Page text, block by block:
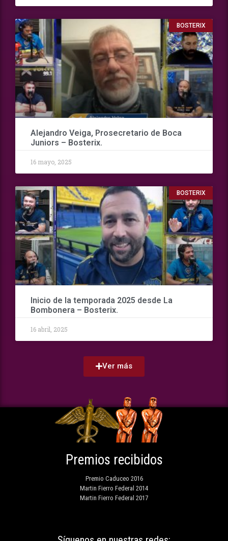
BOSTERIX
Alejandro Veiga, Prosecretario de Boca
Juniors – Bosterix.
16 mayo, 2025
BOSTERIX
Inicio de la temporada 2025 desde La
Bombonera – Bosterix.
16 abril, 2025
Ver más
Premios recibidos
Premio Caduceo 2016
Martin Fierro Federal 2014
Martin Fierro Federal 2017